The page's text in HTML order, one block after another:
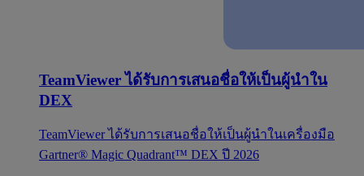
TeamViewer ได้รับการเสนอชื่อให้เป็นผู้นำใน
DEX
TeamViewer ได้รับการเสนอชื่อให้เป็นผู้นำในเครื่องมือ
Gartner® Magic Quadrant™ DEX ปี 2026